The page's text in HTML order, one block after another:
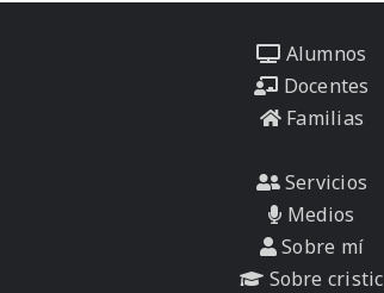
Alumnos
Docentes
Familias
Servicios
Medios
Sobre mí
Sobre cristic